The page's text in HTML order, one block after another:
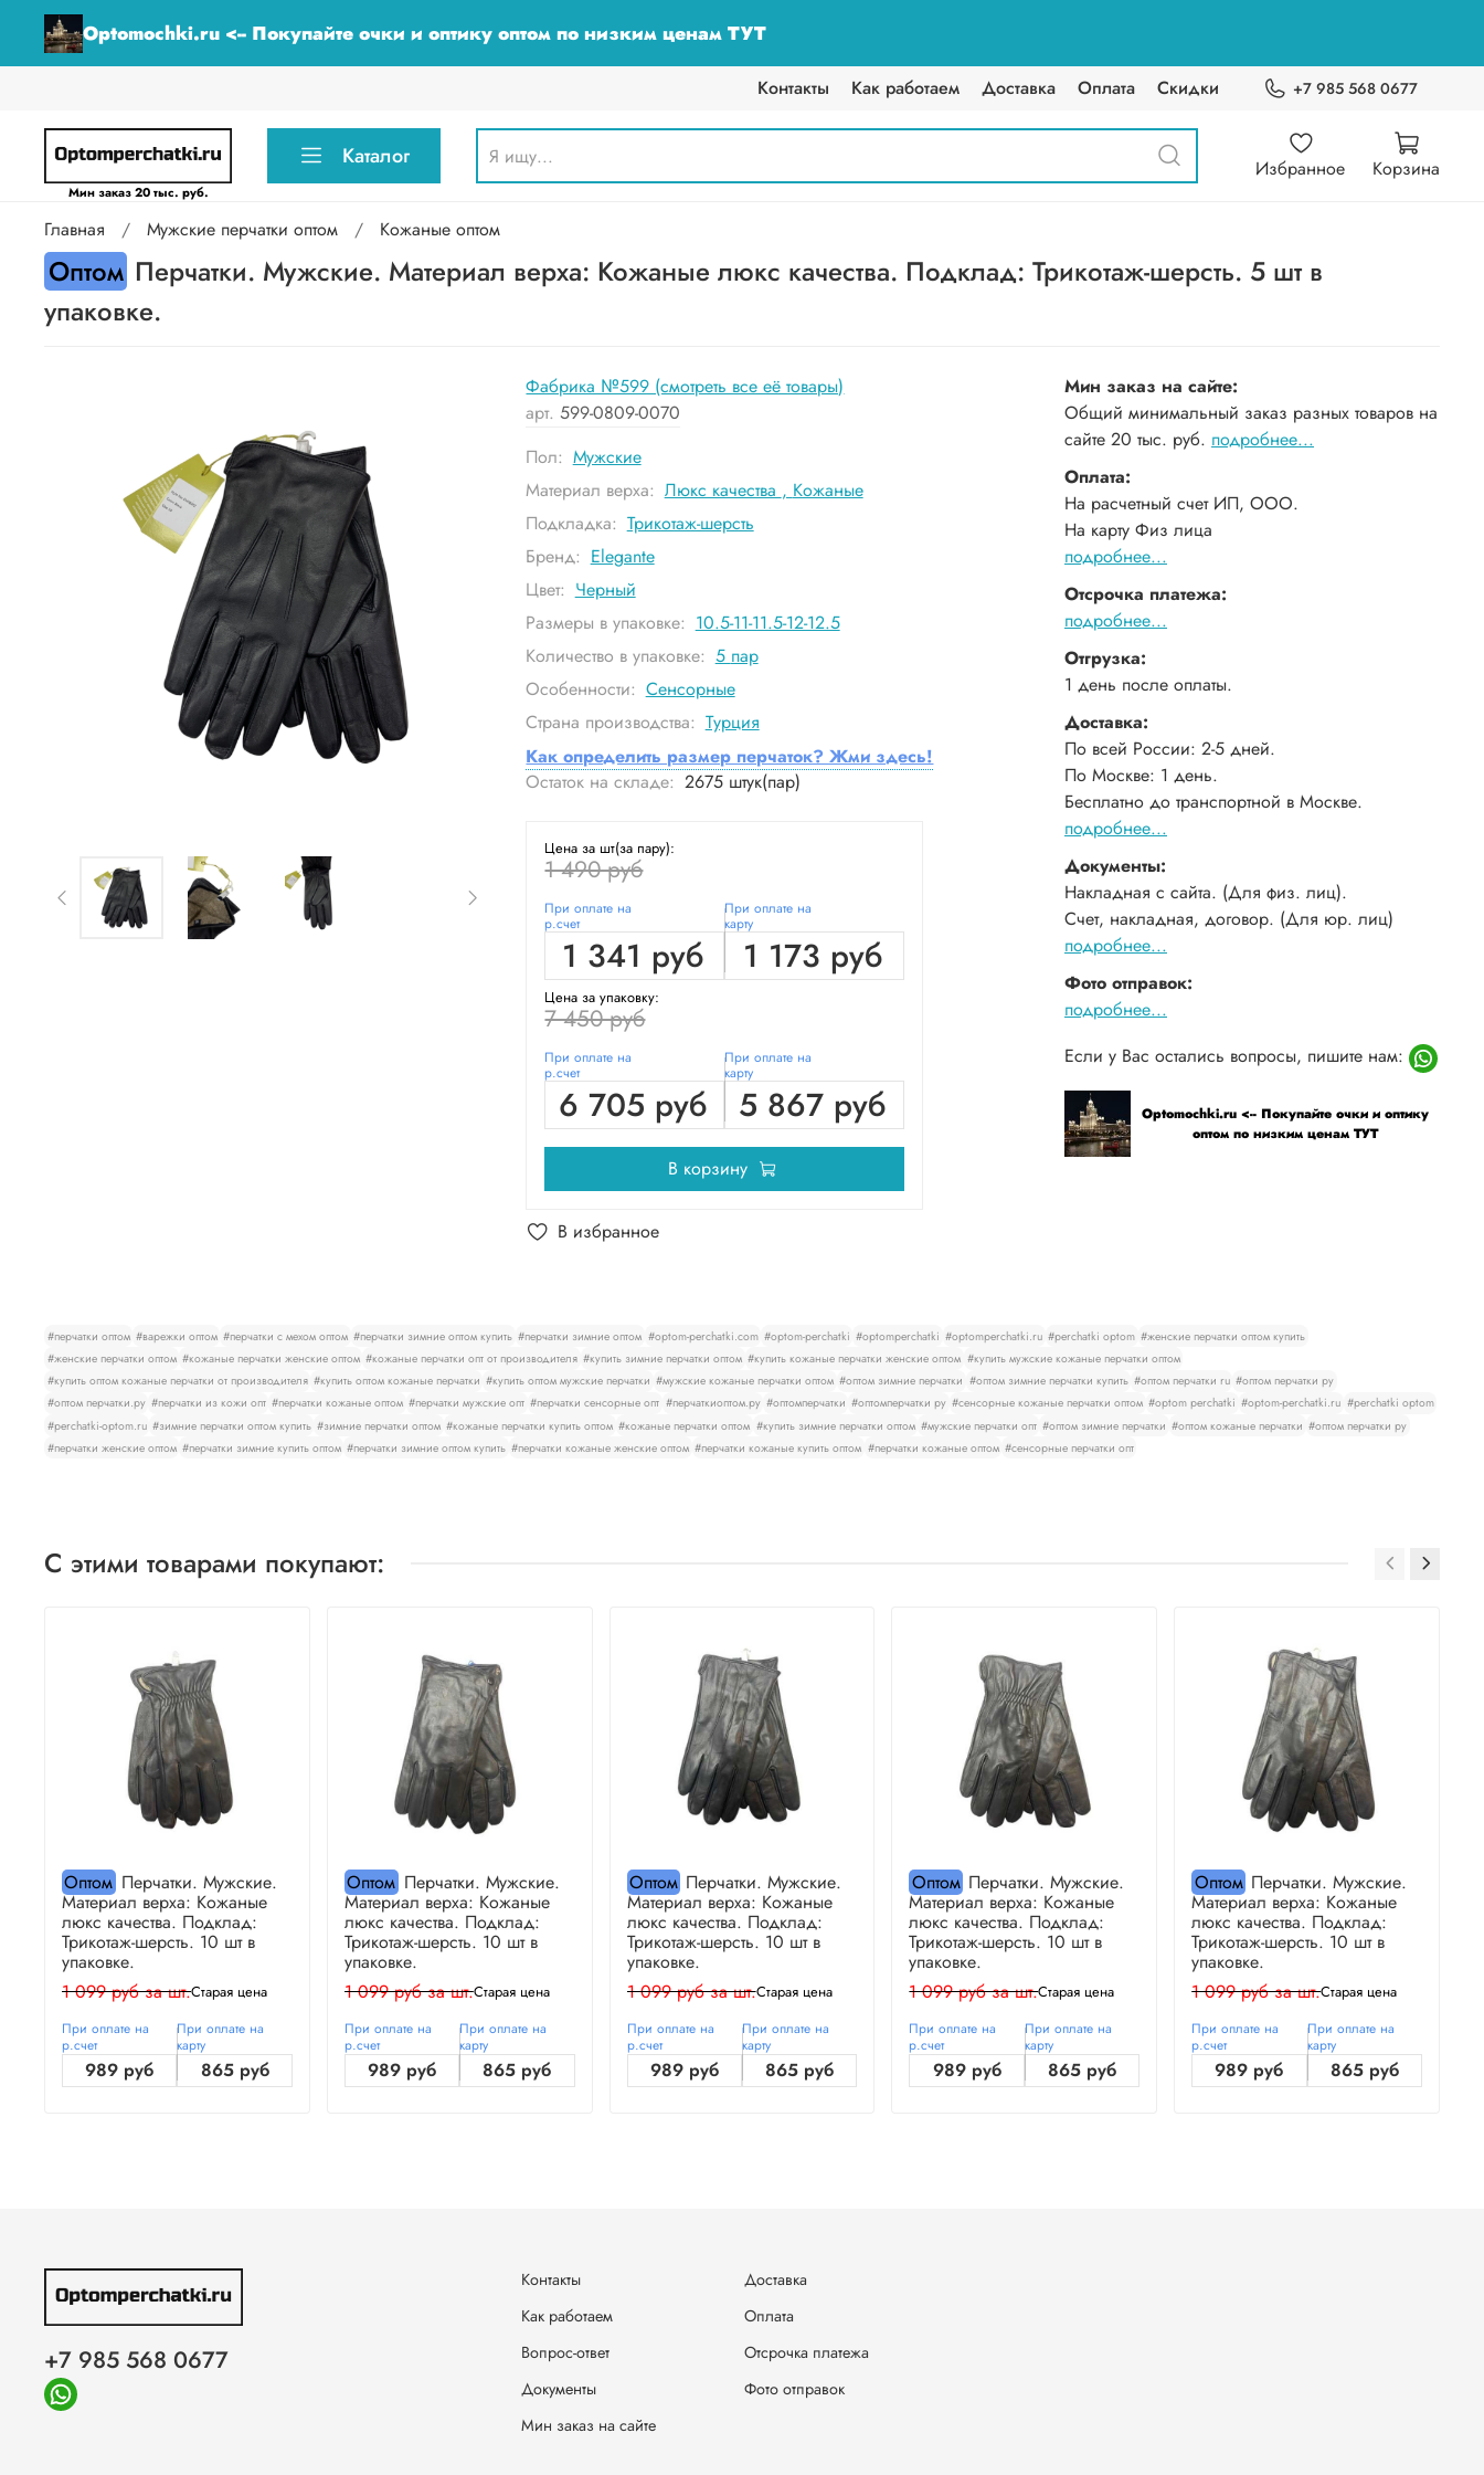
Optomochki.ru <-- Покупайте очки и оптику оптом по низким ценам ТУТ
Контакты Как работаем Доставка Оплата Скидки +7 985 568 0677
Мин заказ 20 тыс. руб.
Каталог Избранное Корзина
Главная Мужские перчатки оптом Кожаные оптом
Оптом Перчатки. Мужские. Материал верха: Кожаные люкс качества. Подклад: Трикотаж-шерсть. 5 шт в
упаковке.
Фабрика №599 (смотреть все её товары)
арт.599-0809-0070
Пол: Мужские
Материал верха: Люкс качества , Кожаные
Подкладка: Трикотаж-шерсть
Бренд: Elegante
Цвет: Черный
Размеры в упаковке: 10.5-11-11.5-12-12.5
Количество в упаковке: 5 пар
Особенности: Сенсорные
Страна производства: Турция
Как определить размер перчаток? Жми здесь!
Остаток на складе: 2675 штук(пар)
Цена за шт(за пару):
1 490 руб
При оплате на
р.счет
1 341 руб
При оплате на
карту
1 173 руб
Цена за упаковку:
7 450 руб
При оплате на
р.счет
6 705 руб
При оплате на
карту
5 867 руб
В корзину
В избранное
Мин заказ на сайте:
Общий минимальный заказ разных товаров на
сайте 20 тыс. руб. подробнее...
Оплата:
На расчетный счет ИП, ООО.
На карту Физ лица
подробнее...
Отсрочка платежа:
подробнее...
Отгрузка:
1 день после оплаты.
Доставка:
По всей России: 2-5 дней.
По Москве: 1 день.
Бесплатно до транспортной в Москве.
подробнее...
Документы:
Накладная с сайта. (Для физ. лиц).
Счет, накладная, договор. (Для юр. лиц)
подробнее...
Фото отправок:
подробнее...
Если у Вас остались вопросы, пишите нам:
Optomochki.ru <-- Покупайте очки и оптику
оптом по низким ценам ТУТ
#перчатки оптом #варежки оптом #перчатки с мехом оптом #перчатки зимние оптом купить #перчатки зимние оптом #optom-perchatki.com #optom-perchatki #optomperchatki #optomperchatki.ru #perchatki optom #женские перчатки оптом купить
#женские перчатки оптом #кожаные перчатки женские оптом #кожаные перчатки опт от производителя #купить зимние перчатки оптом #купить кожаные перчатки женские оптом #купить мужские кожаные перчатки оптом
#купить оптом кожаные перчатки от производителя #купить оптом кожаные перчатки #купить оптом мужские перчатки #мужские кожаные перчатки оптом #оптом зимние перчатки #оптом зимние перчатки купить #оптом перчатки ru #оптом перчатки ру
#оптом перчатки.ру #перчатки из кожи опт #перчатки кожаные оптом #перчатки мужские опт #перчатки сенсорные опт #перчаткиоптом.ру #оптомперчатки #оптомперчатки ру #сенсорные кожаные перчатки оптом #optom perchatki #optom-perchatki.ru #perchatki optom
#perchatki-optom.ru #зимние перчатки оптом купить #зимние перчатки оптом #кожаные перчатки купить оптом #кожаные перчатки оптом #купить зимние перчатки оптом #мужские перчатки опт #оптом зимние перчатки #оптом кожаные перчатки #оптом перчатки ру
#перчатки женские оптом #перчатки зимние купить оптом #перчатки зимние оптом купить #перчатки кожаные женские оптом #перчатки кожаные купить оптом #перчатки кожаные оптом #сенсорные перчатки опт
С этими товарами покупают:
ОптомПерчатки. Мужские.
Материал верха: Кожаные
люкс качества. Подклад:
Трикотаж-шерсть. 10 шт в
упаковке.
1 099 руб за шт.Старая цена
При оплате на
р.счет
989 руб
При оплате на
карту
865 руб
ОптомПерчатки. Мужские.
Материал верха: Кожаные
люкс качества. Подклад:
Трикотаж-шерсть. 10 шт в
упаковке.
1 099 руб за шт.Старая цена
При оплате на
р.счет
989 руб
При оплате на
карту
865 руб
Оптом Перчатки. Мужские.
Материал верха: Кожаные
люкс качества. Подклад:
Трикотаж-шерсть. 10 шт в
упаковке.
1 099 руб за шт.Старая цена
При оплате на
р.счет
989 руб
При оплате на
карту
865 руб
Оптом Перчатки. Мужские.
Материал верха: Кожаные
люкс качества. Подклад:
Трикотаж-шерсть. 10 шт в
упаковке.
1 099 руб за шт.Старая цена
При оплате на
р.счет
989 руб
При оплате на
карту
865 руб
ОптомПерчатки. Мужские.
Материал верха: Кожаные
люкс качества. Подклад:
Трикотаж-шерсть. 10 шт в
упаковке.
1 099 руб за шт.Старая цена
При оплате на
р.счет
989 руб
При оплате на
карту
865 руб
Контакты
Как работаем
Вопрос-ответ
Документы
Мин заказ на сайте
Доставка
Оплата
Отсрочка платежа
Фото отправок
+7 985 568 0677